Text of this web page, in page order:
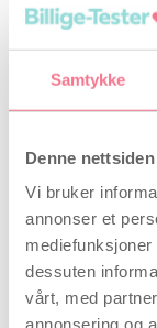
Samtykke
Denne
Vi bruker
annonser et
dessuten
vårt, med
annonsering og
Med